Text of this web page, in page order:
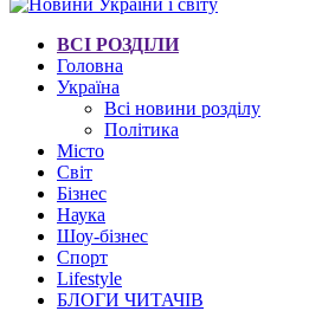
ВСІ РОЗДІЛИ
Головна
Україна
Всі новини розділу
Політика
Місто
Світ
Бізнес
Наука
Шоу-бізнес
Спорт
Lifestyle
БЛОГИ ЧИТАЧІВ